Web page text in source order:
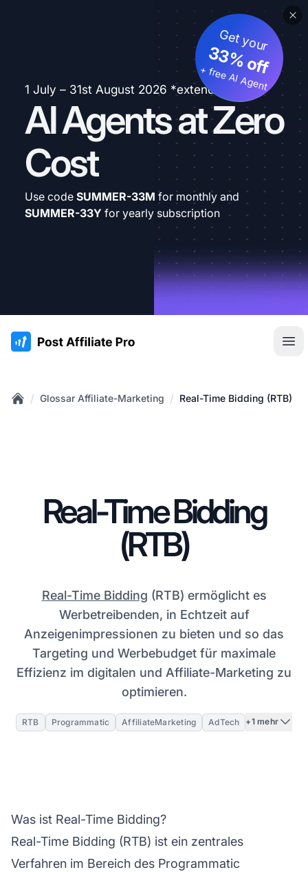
1 July – 31st August 2026 *extended
AI Agents at Zero
Cost
Get your
33% off
+ free AI Agent
Use code SUMMER-33M for monthly and
SUMMER-33Y for yearly subscription
:site.title
/ Glossar Affiliate-Marketing / Real-Time Bidding (RTB)
Real-Time Bidding
(RTB)
Real-Time Bidding (RTB) ermöglicht es
Werbetreibenden, in Echtzeit auf
Anzeigenimpressionen zu bieten und so das
Targeting und Werbebudget für maximale
Effizienz im digitalen und Affiliate-Marketing zu
optimieren.
RTB Programmatic AffiliateMarketing AdTech +1 mehr
Was ist Real-Time Bidding?
Real-Time Bidding (RTB) ist ein zentrales
Verfahren im Bereich des Programmatic